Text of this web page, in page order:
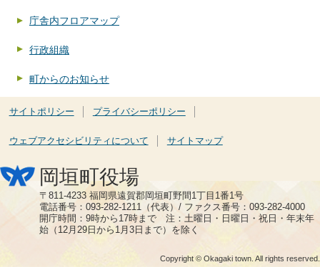
庁舎内フロアマップ
行政組織
町からのお知らせ
サイトポリシー プライバシーポリシー
ウェブアクセシビリティについて サイトマップ
岡垣町役場
〒811-4233 福岡県遠賀郡岡垣町野間1丁目1番1号
電話番号：093-282-1211（代表）/ ファクス番号：093-282-4000
開庁時間：9時から17時まで 注：土曜日・日曜日・祝日・年末年
始（12月29日から1月3日まで）を除く
Copyright © Okagaki town. All rights reserved.